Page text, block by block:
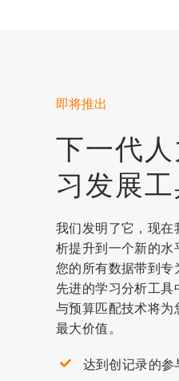
即将推出
下一代
习发展
我们发明了它，现
析提升到一个新的水
您的所有数据带到专
先进的学习分析工
与预算匹配技术将
最大价值。
达到创记录的参